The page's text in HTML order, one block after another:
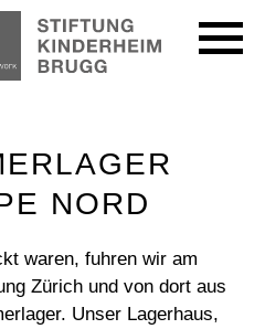
NORD
waren, fuhren wir am
Zürich und von dort aus
Unser Lagerhaus,